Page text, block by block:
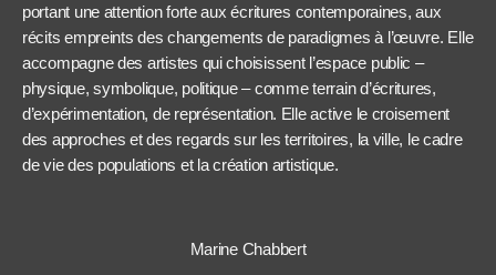
portant une attention forte aux écritures contemporaines, aux
récits empreints des changements de paradigmes à l’œuvre. Elle
accompagne des artistes qui choisissent l’espace public –
physique, symbolique, politique – comme terrain d’écritures,
d’expérimentation, de représentation. Elle active le croisement
des approches et des regards sur les territoires, la ville, le cadre
de vie des populations et la création artistique.
Marine Chabbert